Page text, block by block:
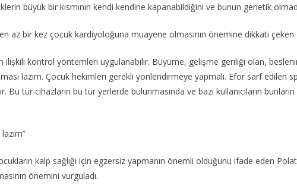
büyük bir kısmının kendi kendine kapanabildiğini ve bunun genetik
az bir kez çocuk kardiyoloğuna muayene olmasının önemine dikkati
ilişkili kontrol yöntemleri uygulanabilir. Büyüme, gelişme geriliği olan,
lazım. Çocuk hekimleri gerekli yönlendirmeye yapmalı. Efor sarf edilen
Bu tür cihazların bu tür yerlerde bulunmasında ve bazı kullanıcıların
kalp sağlığı için egzersiz yapmanın önemli olduğunu ifade eden
önemini vurguladı.